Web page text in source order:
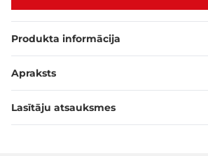
Produkta informācija
Apraksts
Lasītāju atsauksmes